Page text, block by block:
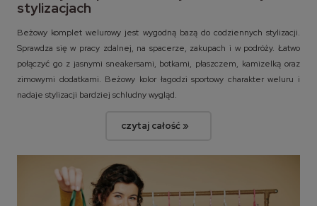
stylizacjach
Beżowy komplet welurowy jest wygodną bazą do codziennych stylizacji.
Sprawdza się w pracy zdalnej, na spacerze, zakupach i w podróży. Łatwo
połączyć go z jasnymi sneakersami, botkami, płaszczem, kamizelką oraz
zimowymi dodatkami. Beżowy kolor łagodzi sportowy charakter weluru i
nadaje stylizacji bardziej schludny wygląd.
czytaj całość »